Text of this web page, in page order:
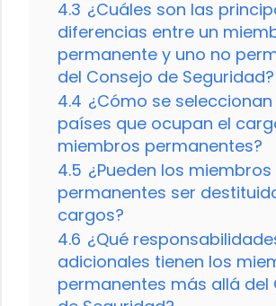
4.3 ¿Cuáles son las
diferencias entre un
permanente y uno no
del Consejo de Seguridad?
4.4 ¿Cómo se seleccionan
países que ocupan el
miembros permanentes?
4.5 ¿Pueden los miembros
permanentes ser
cargos?
4.6 ¿Qué
adicionales tienen los
permanentes más allá del